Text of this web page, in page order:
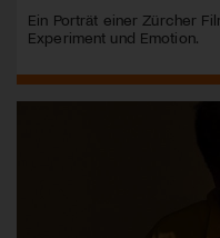
Ein Porträt einer Zürcher
Experiment und Emotion.